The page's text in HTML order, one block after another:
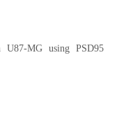
U87-MG using PSD95